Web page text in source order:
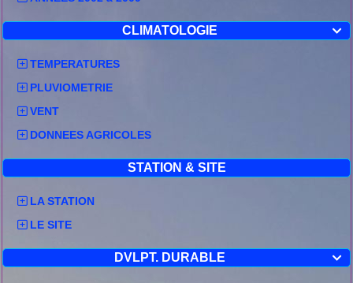

CLIMATOLOGIE
TEMPERATURES
PLUVIOMETRIE
VENT
DONNEES AGRICOLES
STATION & SITE
LA STATION
LE SITE

DVLPT. DURABLE